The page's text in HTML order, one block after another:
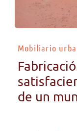
Mobiliario
de un